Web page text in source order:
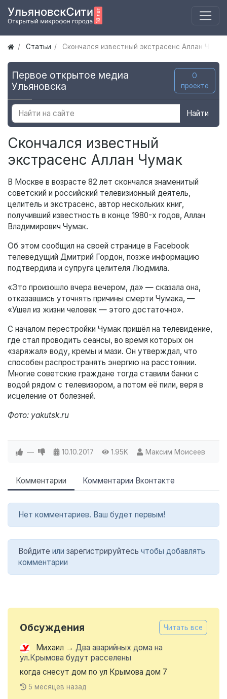
Статьи Скончался известный экстрасенс Аллан Чумак
Первое открытое медиа
Ульяновска
О
проекте
Найти
Скончался известный
экстрасенс Аллан Чумак
В Москве в возрасте 82 лет скончался знаменитый
советский и российский телевизионный деятель,
целитель и экстрасенс, автор нескольких книг,
получивший известность в конце 1980-х годов, Аллан
Владимирович Чумак.
Об этом сообщил на своей странице в Facebook
телеведущий Дмитрий Гордон, позже информацию
подтвердила и супруга целителя Людмила.
«Это произошло вчера вечером, да» — сказала она,
отказавшись уточнять причины смерти Чумака, —
«Ушел из жизни человек — этого достаточно».
С началом перестройки Чумак пришёл на телевидение,
где стал проводить сеансы, во время которых он
«заряжал» воду, кремы и мази. Он утверждал, что
способен распространять энергию на расстоянии.
Многие советские граждане тогда ставили банки с
водой рядом с телевизором, а потом её пили, веря в
исцеление от болезней.
Фото: yakutsk.ru
— 10.10.2017 1.95K Максим Моисеев
Комментарии Комментарии Вконтакте
Нет комментариев. Ваш будет первым!
Войдите или зарегистрируйтесь чтобы добавлять
комментарии
Обсуждения Читать все
Михаил → Два аварийных дома на
ул.Крымова будут расселены
когда снесут дом по ул Крымова дом 7
5 месяцев назад